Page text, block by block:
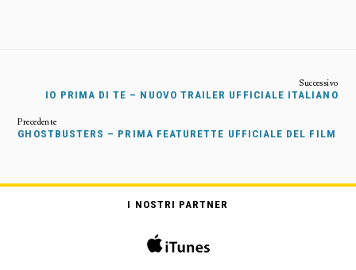
IO PRIMA DI TE – NUOVO TRAILER UFFICIALE ITALIANO
GHOSTBUSTERS – PRIMA FEATURETTE UFFICIALE DEL FILM
I NOSTRI PARTNER